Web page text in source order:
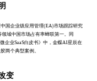
国企业级应用管理(EA)市场跟踪研究
领域中国市场占有率蝉联第一。同
企业SaaS白皮书》中，金蝶AI星辰在
两个典型案例。
变